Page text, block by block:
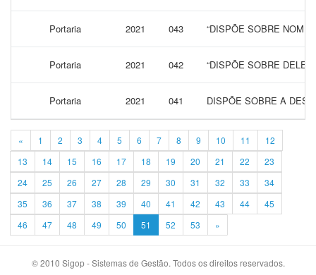
Portaria 2021 043 “DISPÕE SOBRE
Portaria 2021 042 “DISPÕE SOBRE
Portaria 2021 041 DISPÕE SOBRE A
« 1 2 3 4 5 6 7 8 9 10 11
12
13
14 15 16 17 18 19 20 21 22
23
24
25 26 27 28 29 30 31 32 33
34
35
36 37 38 39 40 41 42 43 44
45
46
47 48 49 50 51 52 53 »
© 2010 Sigop - Sistemas de Gestão. Todos os direitos reservados.